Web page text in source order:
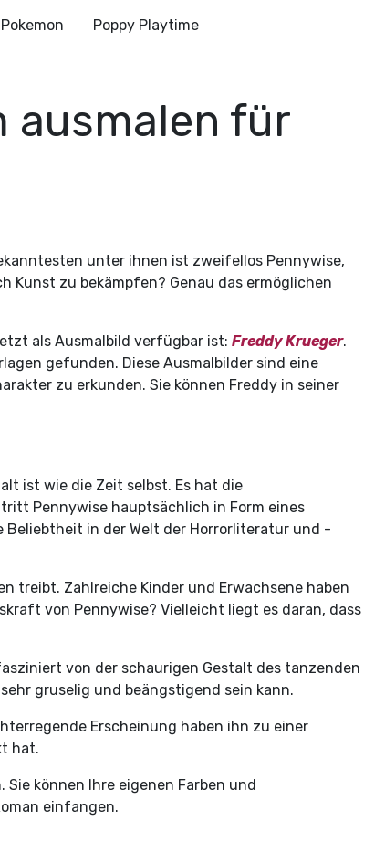
Pokemon Poppy Playtime
ausmalen für
unter ihnen ist zweifellos Pennywise,
Kunst zu bekämpfen? Genau das ermöglichen
als Ausmalbild verfügbar ist: Freddy Krueger.
gefunden. Diese Ausmalbilder sind eine
zu erkunden. Sie können Freddy in seiner
ist wie die Zeit selbst. Es hat die
tritt Pennywise hauptsächlich in Form eines
in der Welt der Horrorliteratur und -
treibt. Zahlreiche Kinder und Erwachsene haben
von Pennywise? Vielleicht liegt es daran, dass
von der schaurigen Gestalt des tanzenden
gruselig und beängstigend sein kann.
Erscheinung haben ihn zu einer
hat.
können Ihre eigenen Farben und
einfangen.